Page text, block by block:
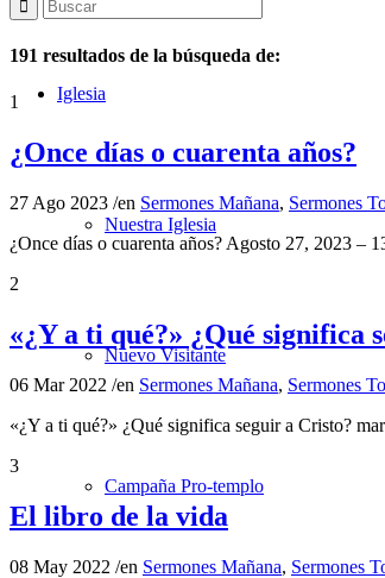
Iglesia
Nuestra Iglesia
Nuevo Visitante
Campaña Pro-templo
191 resultados de la búsqueda de:
1
¿Once días o cuarenta años?
27 Ago 2023 /en Sermones Mañana, Sermones
¿Once días o cuarenta años? Agosto 27, 2023
2
«¿Y a ti qué?» ¿Qué significa
06 Mar 2022 /en Sermones Mañana, Sermones
«¿Y a ti qué?» ¿Qué significa seguir a Cristo?
3
El libro de la vida
08 May 2022 /en Sermones Mañana, Sermones